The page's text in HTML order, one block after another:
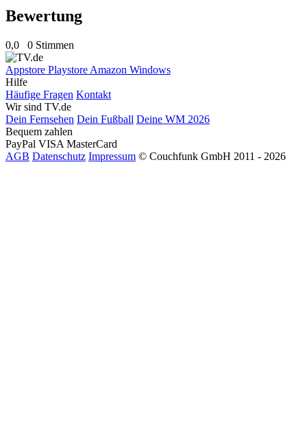
Bewertung
0,0 0 Stimmen
Appstore Playstore Amazon Windows
Hilfe
Häufige Fragen Kontakt
Wir sind TV.de
Dein Fernsehen Dein Fußball Deine WM 2026
Bequem zahlen
PayPal VISA MasterCard
AGB Datenschutz Impressum © Couchfunk GmbH 2011 - 2026